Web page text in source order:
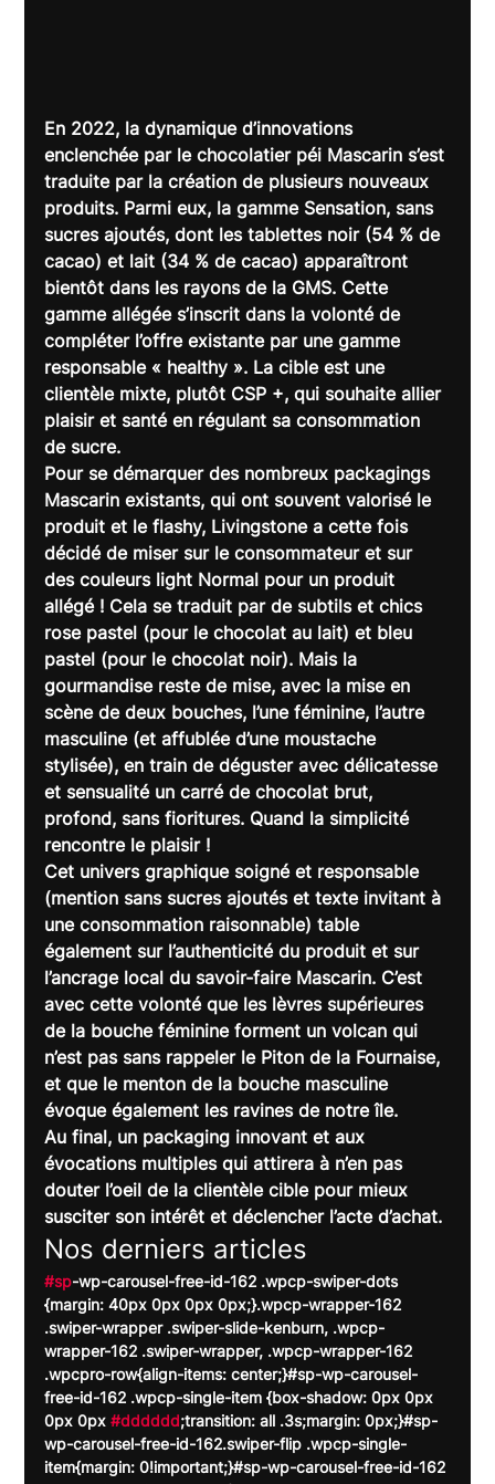
En 2022, la dynamique d’innovations
enclenchée par le chocolatier péi Mascarin s’est
traduite par la création de plusieurs nouveaux
produits. Parmi eux, la gamme Sensation, sans
sucres ajoutés, dont les tablettes noir (54 % de
cacao) et lait (34 % de cacao) apparaîtront
bientôt dans les rayons de la GMS. Cette
gamme allégée s’inscrit dans la volonté de
compléter l’offre existante par une gamme
responsable « healthy ». La cible est une
clientèle mixte, plutôt CSP +, qui souhaite allier
plaisir et santé en régulant sa consommation
de sucre.
Pour se démarquer des nombreux packagings
Mascarin existants, qui ont souvent valorisé le
produit et le flashy, Livingstone a cette fois
décidé de miser sur le consommateur et sur
des couleurs light Normal pour un produit
allégé ! Cela se traduit par de subtils et chics
rose pastel (pour le chocolat au lait) et bleu
pastel (pour le chocolat noir). Mais la
gourmandise reste de mise, avec la mise en
scène de deux bouches, l’une féminine, l’autre
masculine (et affublée d’une moustache
stylisée), en train de déguster avec délicatesse
et sensualité un carré de chocolat brut,
profond, sans fioritures. Quand la simplicité
rencontre le plaisir !
Cet univers graphique soigné et responsable
(mention sans sucres ajoutés et texte invitant à
une consommation raisonnable) table
également sur l’authenticité du produit et sur
l’ancrage local du savoir-faire Mascarin. C’est
avec cette volonté que les lèvres supérieures
de la bouche féminine forment un volcan qui
n’est pas sans rappeler le Piton de la Fournaise,
et que le menton de la bouche masculine
évoque également les ravines de notre île.
Au final, un packaging innovant et aux
évocations multiples qui attirera à n’en pas
douter l’oeil de la clientèle cible pour mieux
susciter son intérêt et déclencher l’acte d’achat.
Nos derniers articles
#sp-wp-carousel-free-id-162 .wpcp-swiper-dots
{margin: 40px 0px 0px 0px;}.wpcp-wrapper-162
.swiper-wrapper .swiper-slide-kenburn, .wpcp-
wrapper-162 .swiper-wrapper, .wpcp-wrapper-162
.wpcpro-row{align-items: center;}#sp-wp-carousel-
free-id-162 .wpcp-single-item {box-shadow: 0px 0px
0px 0px #dddddd;transition: all .3s;margin: 0px;}#sp-
wp-carousel-free-id-162.swiper-flip .wpcp-single-
item{margin: 0!important;}#sp-wp-carousel-free-id-162